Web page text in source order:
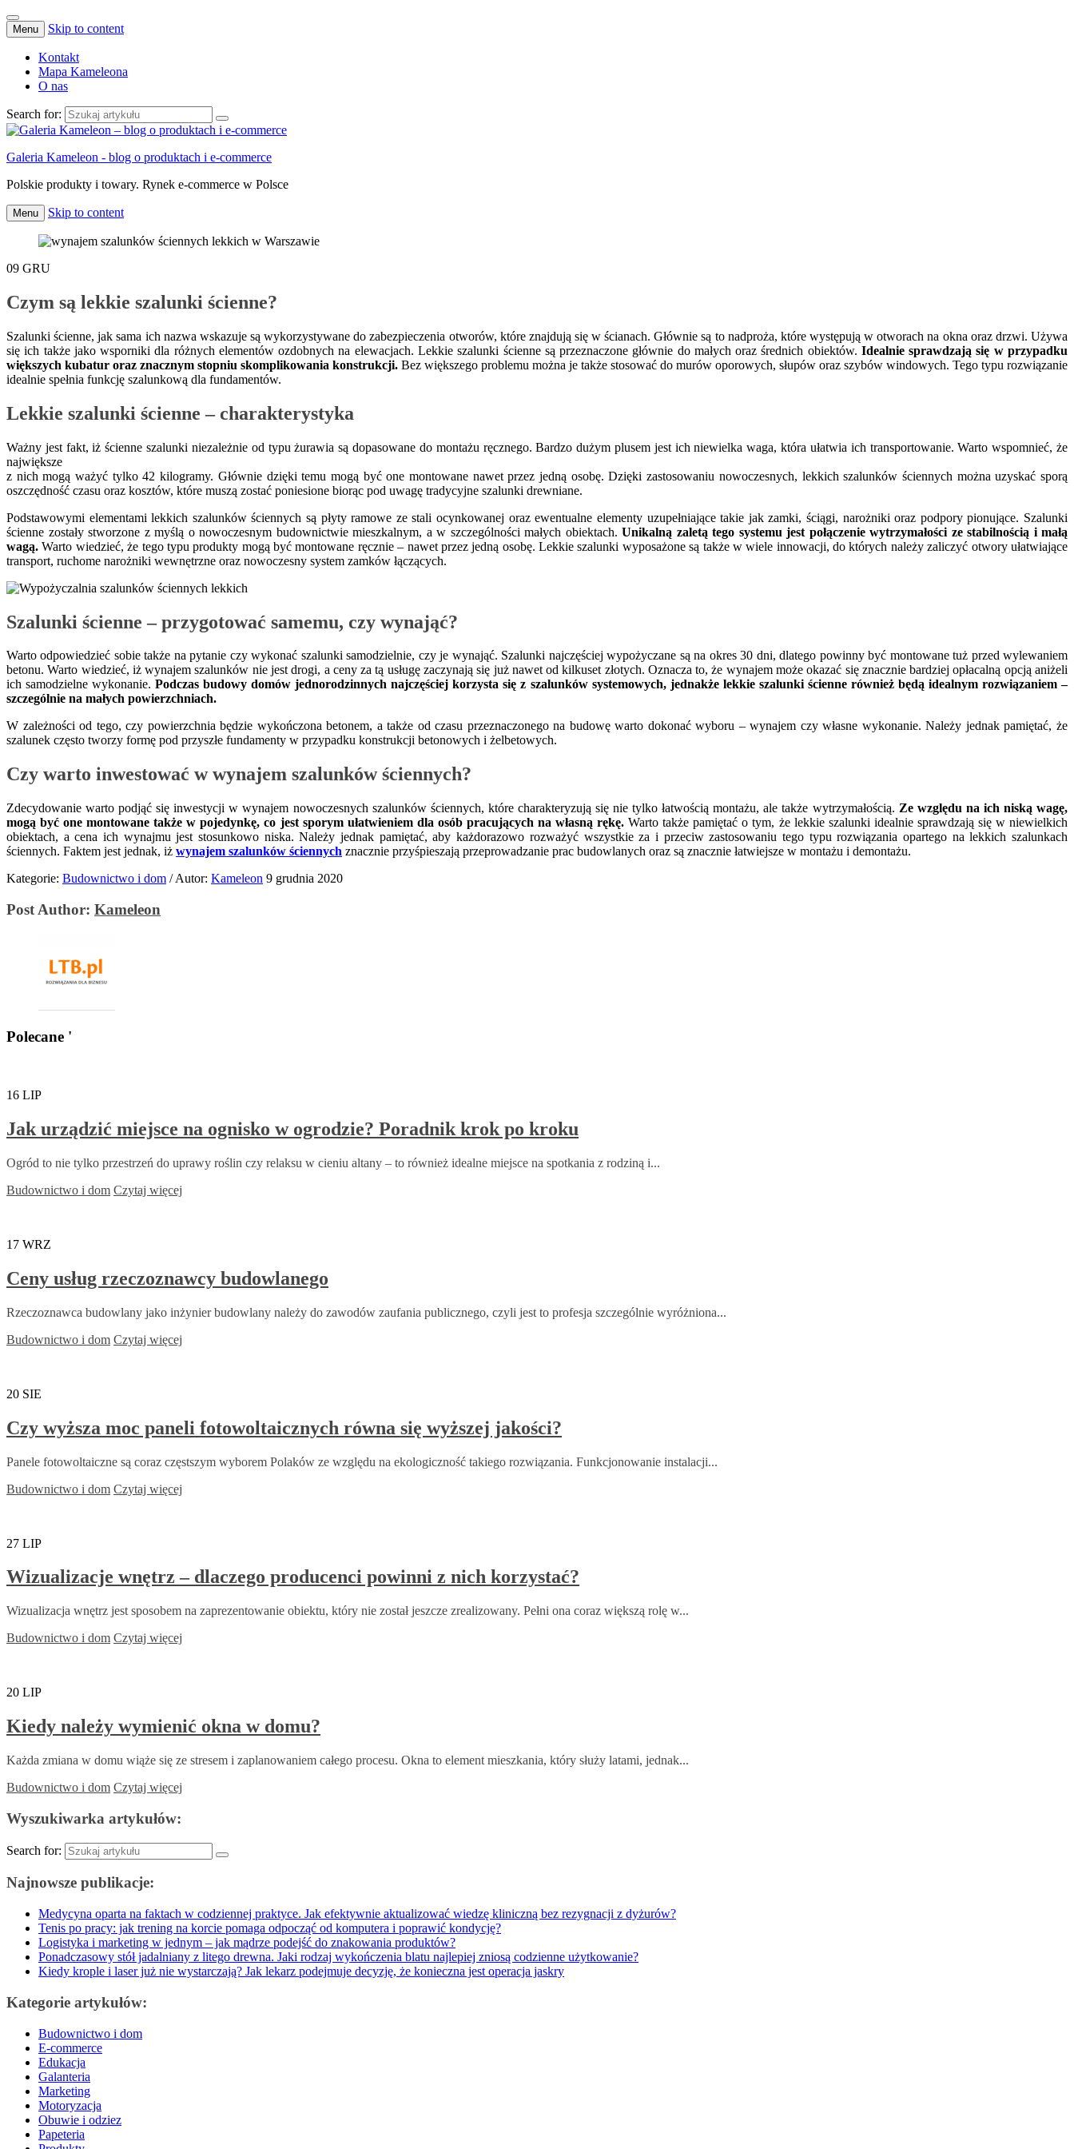
Menu Skip to content
Kontakt
Mapa Kameleona
O nas
Search for:
Galeria Kameleon - blog o produktach i e-commerce
Polskie produkty i towary. Rynek e-commerce w Polsce
Menu Skip to content
09 GRU
Czym są lekkie szalunki ścienne?
Szalunki ścienne, jak sama ich nazwa wskazuje są wykorzystywane do zabezpieczenia otworów, które znajdują się w ścianach. Głównie są to nadproża, które występują w otworach na okna oraz drzwi. Używa
się ich także jako wsporniki dla różnych elementów ozdobnych na elewacjach. Lekkie szalunki ścienne są przeznaczone głównie do małych oraz średnich obiektów. Idealnie sprawdzają się w przypadku
większych kubatur oraz znacznym stopniu skomplikowania konstrukcji. Bez większego problemu można je także stosować do murów oporowych, słupów oraz szybów windowych. Tego typu rozwiązanie
idealnie spełnia funkcję szalunkową dla fundamentów.
Lekkie szalunki ścienne – charakterystyka
Ważny jest fakt, iż ścienne szalunki niezależnie od typu żurawia są dopasowane do montażu ręcznego. Bardzo dużym plusem jest ich niewielka waga, która ułatwia ich transportowanie. Warto wspomnieć, że
największe
z nich mogą ważyć tylko 42 kilogramy. Głównie dzięki temu mogą być one montowane nawet przez jedną osobę. Dzięki zastosowaniu nowoczesnych, lekkich szalunków ściennych można uzyskać sporą
oszczędność czasu oraz kosztów, które muszą zostać poniesione biorąc pod uwagę tradycyjne szalunki drewniane.
Podstawowymi elementami lekkich szalunków ściennych są płyty ramowe ze stali ocynkowanej oraz ewentualne elementy uzupełniające takie jak zamki, ściągi, narożniki oraz podpory pionujące. Szalunki
ścienne zostały stworzone z myślą o nowoczesnym budownictwie mieszkalnym, a w szczególności małych obiektach. Unikalną zaletą tego systemu jest połączenie wytrzymałości ze stabilnością i małą
wagą. Warto wiedzieć, że tego typu produkty mogą być montowane ręcznie – nawet przez jedną osobę. Lekkie szalunki wyposażone są także w wiele innowacji, do których należy zaliczyć otwory ułatwiające
transport, ruchome narożniki wewnętrzne oraz nowoczesny system zamków łączących.
Szalunki ścienne – przygotować samemu, czy wynająć?
Warto odpowiedzieć sobie także na pytanie czy wykonać szalunki samodzielnie, czy je wynająć. Szalunki najczęściej wypożyczane są na okres 30 dni, dlatego powinny być montowane tuż przed wylewaniem
betonu. Warto wiedzieć, iż wynajem szalunków nie jest drogi, a ceny za tą usługę zaczynają się już nawet od kilkuset złotych. Oznacza to, że wynajem może okazać się znacznie bardziej opłacalną opcją aniżeli
ich samodzielne wykonanie.Podczas budowy domów jednorodzinnych najczęściej korzysta się z szalunków systemowych, jednakże lekkie szalunki ścienne również będą idealnym rozwiązaniem –
szczególnie na małych powierzchniach.
W zależności od tego, czy powierzchnia będzie wykończona betonem, a także od czasu przeznaczonego na budowę warto dokonać wyboru – wynajem czy własne wykonanie. Należy jednak pamiętać, że
szalunek często tworzy formę pod przyszłe fundamenty w przypadku konstrukcji betonowych i żelbetowych.
Czy warto inwestować w wynajem szalunków ściennych?
Zdecydowanie warto podjąć się inwestycji w wynajem nowoczesnych szalunków ściennych, które charakteryzują się nie tylko łatwością montażu, ale także wytrzymałością. Ze względu na ich niską wagę,
mogą być one montowane takżew pojedynkę, co jest sporym ułatwieniem dla osób pracujących na własną rękę. Warto także pamiętać o tym, że lekkie szalunki idealnie sprawdzają się w niewielkich
obiektach, a cena ich wynajmu jest stosunkowo niska. Należy jednak pamiętać, aby każdorazowo rozważyć wszystkie za i przeciw zastosowaniu tego typu rozwiązania opartego na lekkich szalunkach
ściennych. Faktem jest jednak, iż wynajem szalunków ściennych znacznie przyśpieszają przeprowadzanie prac budowlanych oraz są znacznie łatwiejsze w montażu i demontażu.
Kategorie: Budownictwo i dom /Autor: Kameleon 9 grudnia 2020
Post Author: Kameleon
Polecane '
16 LIP
Jak urządzić miejsce na ognisko w ogrodzie? Poradnik krok po kroku
Ogród to nie tylko przestrzeń do uprawy roślin czy relaksu w cieniu altany – to również idealne miejsce na spotkania z rodziną i...
Budownictwo i dom Czytaj więcej
17 WRZ
Ceny usług rzeczoznawcy budowlanego
Rzeczoznawca budowlany jako inżynier budowlany należy do zawodów zaufania publicznego, czyli jest to profesja szczególnie wyróżniona...
Budownictwo i dom Czytaj więcej
20 SIE
Czy wyższa moc paneli fotowoltaicznych równa się wyższej jakości?
Panele fotowoltaiczne są coraz częstszym wyborem Polaków ze względu na ekologiczność takiego rozwiązania. Funkcjonowanie instalacji...
Budownictwo i dom Czytaj więcej
27 LIP
Wizualizacje wnętrz – dlaczego producenci powinni z nich korzystać?
Wizualizacja wnętrz jest sposobem na zaprezentowanie obiektu, który nie został jeszcze zrealizowany. Pełni ona coraz większą rolę w...
Budownictwo i dom Czytaj więcej
20 LIP
Kiedy należy wymienić okna w domu?
Każda zmiana w domu wiąże się ze stresem i zaplanowaniem całego procesu. Okna to element mieszkania, który służy latami, jednak...
Budownictwo i dom Czytaj więcej
Wyszukiwarka artykułów:
Search for:
Najnowsze publikacje:
Medycyna oparta na faktach w codziennej praktyce. Jak efektywnie aktualizować wiedzę kliniczną bez rezygnacji z dyżurów?
Tenis po pracy: jak trening na korcie pomaga odpocząć od komputera i poprawić kondycję?
Logistyka i marketing w jednym – jak mądrze podejść do znakowania produktów?
Ponadczasowy stół jadalniany z litego drewna. Jaki rodzaj wykończenia blatu najlepiej zniosą codzienne użytkowanie?
Kiedy krople i laser już nie wystarczają? Jak lekarz podejmuje decyzję, że konieczna jest operacja jaskry
Kategorie artykułów:
Budownictwo i dom
E-commerce
Edukacja
Galanteria
Marketing
Motoryzacja
Obuwie i odziez
Papeteria